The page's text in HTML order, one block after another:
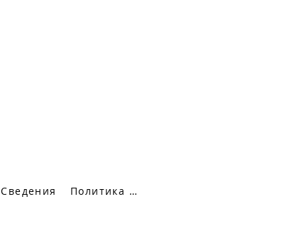
Сведения Политика конфиденциальности